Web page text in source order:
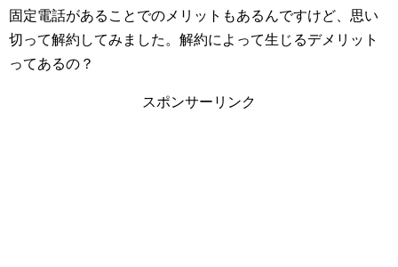
固定電話があることでのメリットもあるんですけど、思い
切って解約してみました。解約によって生じるデメリット
ってあるの？
スポンサーリンク